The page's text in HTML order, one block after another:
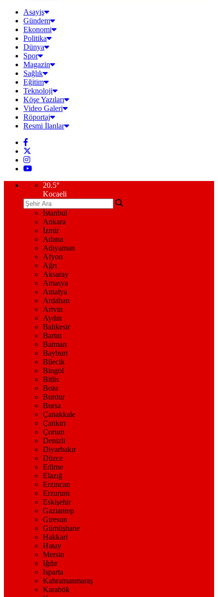
Asayiş
Gündem
Ekonomi
Politika
Dünya
Spor
Magazin
Sağlık
Eğitim
Teknoloji
Köşe Yazıları
Video Galeri
Röportaj
Resmi İlanlar
20.5°
Kocaeli
İstanbul
Ankara
İzmir
Adana
Adıyaman
Afyon
Ağrı
Aksaray
Amasya
Antalya
Ardahan
Artvin
Aydın
Balıkesir
Bartın
Batman
Bayburt
Bilecik
Bingöl
Bitlis
Bolu
Burdur
Bursa
Çanakkale
Çankırı
Çorum
Denizli
Diyarbakır
Düzce
Edirne
Elazığ
Erzincan
Erzurum
Eskişehir
Gaziantep
Giresun
Gümüşhane
Hakkari
Hatay
Mersin
Iğdır
Isparta
Kahramanmaraş
Karabük